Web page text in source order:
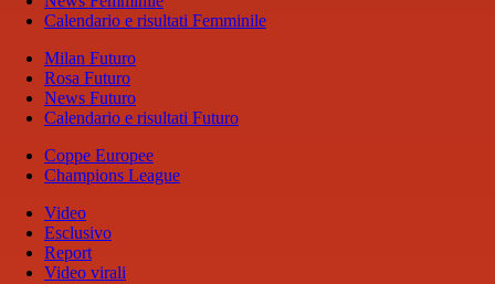
Calendario e risultati Femminile
Milan Futuro
Rosa Futuro
News Futuro
Calendario e risultati Futuro
Coppe Europee
Champions League
Video
Esclusivo
Report
Video virali